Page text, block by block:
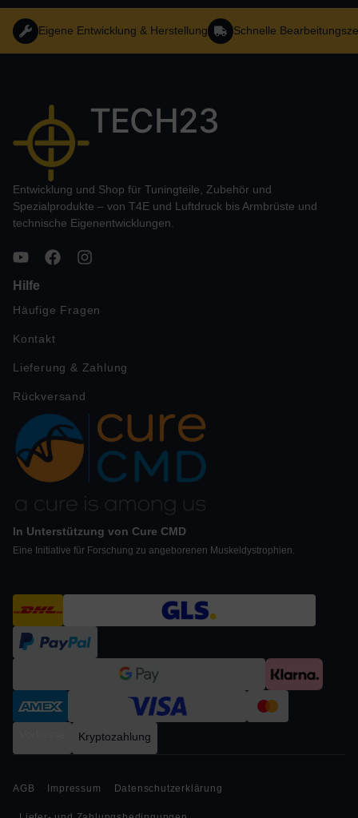
Eigene Entwicklung & Herstellung Schnelle
TECH23
Entwicklung und Shop für Tuningteile, Zubehör und
Spezialprodukte – von T4E und Luftdruck bis Armbrüste und
technische Eigenentwicklungen.
Hilfe
Häufige Fragen
Kontakt
Lieferung & Zahlung
Rückversand
In Unterstützung von Cure CMD
Eine Initiative für Forschung zu angeborenen Muskeldystrophien.
Kryptozahlung
AGB Impressum Datenschutzerklärung